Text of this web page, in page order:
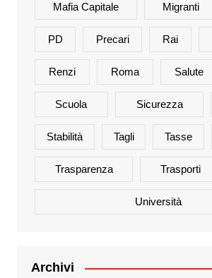
Mafia Capitale Migranti
PD Precari Rai
Renzi Roma Salute
Scuola Sicurezza
Stabilità Tagli Tasse
Trasparenza Trasporti
Università
Archivi